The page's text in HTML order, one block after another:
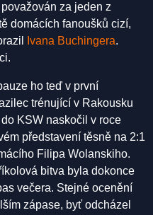
za jeden z
domácích fanoušků cizí,
Ivana Buchingera.
ho teď v první
trénující v Rakousku
do KSW naskočil v roce
představení těsně na 2:1
Filipa Wolanskiho.
bitva byla dokonce
večera. Stejné ocenění
zápase, byť odcházel